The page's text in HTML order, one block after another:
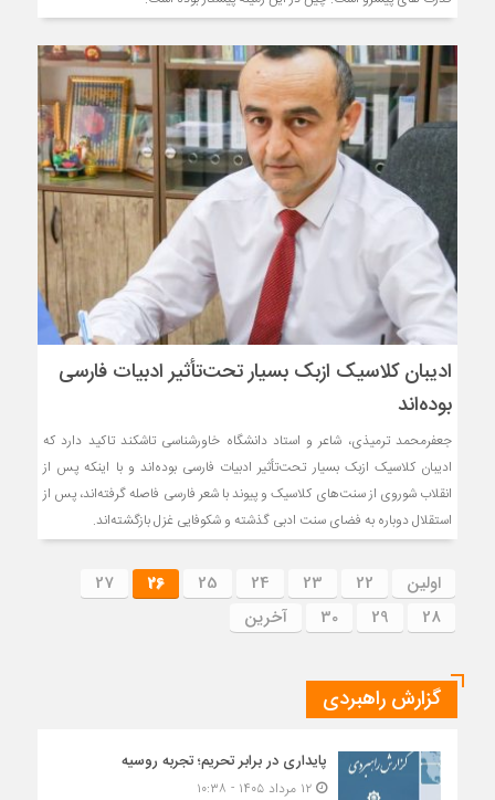
ادیبان کلاسیک ازبک بسیار تحت‌تأثیر ادبیات فارسی
بوده‌اند
جعفرمحمد ترمیذی، شاعر و استاد دانشگاه خاورشناسی تاشکند تاکید دارد که
ادیبان کلاسیک ازبک بسیار تحت‌تأثیر ادبیات فارسی بوده‌اند و با اینکه پس از
انقلاب شوروی از سنت‌های کلاسیک و پیوند با شعر فارسی فاصله گرفته‌اند، پس از
استقلال دوباره به فضای سنت ادبی گذشته و شکوفایی غزل بازگشته‌اند.
اولین 22
23
24
25
26
27
28
29
30 آخرین
گزارش راهبردی
پایداری در برابر تحریم؛ تجربه روسیه
۱۲ مرداد ۱۴۰۵ - ۱۰:۳۸